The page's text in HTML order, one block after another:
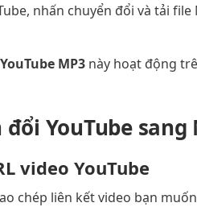
nhấn chuyển đổi và tải
MP3này hoạt động
YouTube sang
video YouTube
chép liên kết video bạn